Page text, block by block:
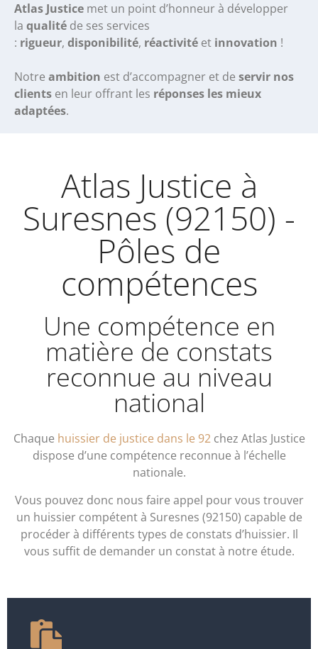
Atlas Justice met un point d’honneur à développer
la qualité de ses services
: rigueur, disponibilité, réactivité et innovation !
Notre ambition est d’accompagner et de servir nos
clients en leur offrant les réponses les mieux
adaptées.
Atlas Justice à
Suresnes (92150) -
Pôles de
compétences
Une compétence en
matière de constats
reconnue au niveau
national
Chaque huissier de justice dans le 92chez Atlas Justice
dispose d’une compétence reconnue à l’échelle
nationale.
Vous pouvez donc nous faire appel pour vous trouver
un huissier compétent à Suresnes (92150) capable de
procéder à différents types de constats d’huissier. Il
vous suffit de demander un constat à notre étude.